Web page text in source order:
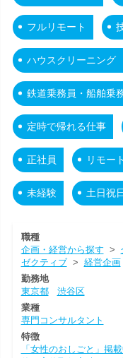
フルリモート
ハウスクリーニング
鉄道乗務員・船舶乗
定時で帰れる仕事
正社員 リモー
未経験 土日祝
職種
企画・経営から探す >
ゼクティブ> 経営企画
勤務地
東京都
渋谷区
業種
専門コンサルタント
特徴
「女性のおしごと」掲